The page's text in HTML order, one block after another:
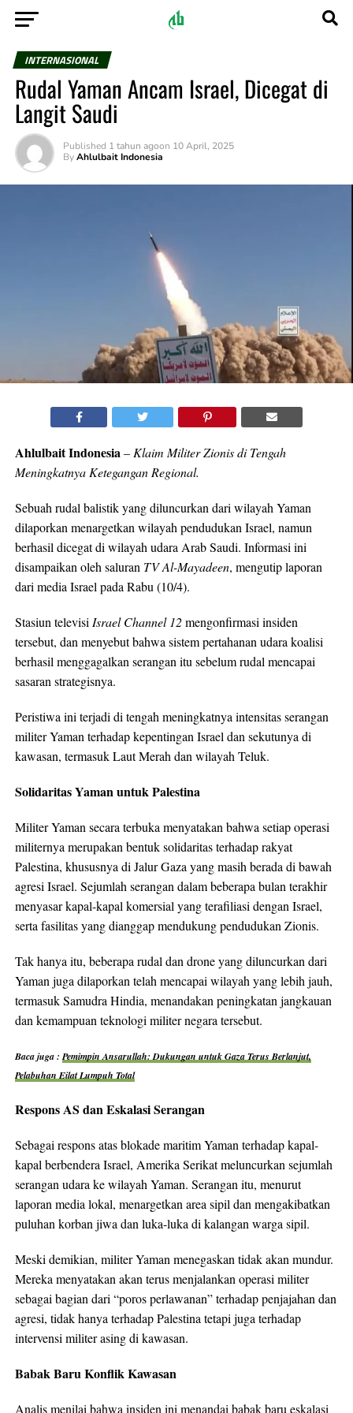
INTERNASIONAL
Rudal Yaman Ancam Israel, Dicegat di
Langit Saudi
Published 1 tahun agoon 10 April, 2025
By Ahlulbait Indonesia
Ahlulbait Indonesia – Klaim Militer Zionis di Tengah
Meningkatnya Ketegangan Regional.
Sebuah rudal balistik yang diluncurkan dari wilayah Yaman
dilaporkan menargetkan wilayah pendudukan Israel, namun
berhasil dicegat di wilayah udara Arab Saudi. Informasi ini
disampaikan oleh saluran TV Al-Mayadeen, mengutip laporan
dari media Israel pada Rabu (10/4).
Stasiun televisi Israel Channel 12mengonfirmasi insiden
tersebut, dan menyebut bahwa sistem pertahanan udara koalisi
berhasil menggagalkan serangan itu sebelum rudal mencapai
sasaran strategisnya.
Peristiwa ini terjadi di tengah meningkatnya intensitas serangan
militer Yaman terhadap kepentingan Israel dan sekutunya di
kawasan, termasuk Laut Merah dan wilayah Teluk.
Solidaritas Yaman untuk Palestina
Militer Yaman secara terbuka menyatakan bahwa setiap operasi
militernya merupakan bentuk solidaritas terhadap rakyat
Palestina, khususnya di Jalur Gaza yang masih berada di bawah
agresi Israel. Sejumlah serangan dalam beberapa bulan terakhir
menyasar kapal-kapal komersial yang terafiliasi dengan Israel,
serta fasilitas yang dianggap mendukung pendudukan Zionis.
Tak hanya itu, beberapa rudal dan drone yang diluncurkan dari
Yaman juga dilaporkan telah mencapai wilayah yang lebih jauh,
termasuk Samudra Hindia, menandakan peningkatan jangkauan
dan kemampuan teknologi militer negara tersebut.
Baca juga :Pemimpin Ansarullah: Dukungan untuk Gaza Terus Berlanjut,
Pelabuhan Eilat Lumpuh Total
Respons AS dan Eskalasi Serangan
Sebagai respons atas blokade maritim Yaman terhadap kapal-
kapal berbendera Israel, Amerika Serikat meluncurkan sejumlah
serangan udara ke wilayah Yaman. Serangan itu, menurut
laporan media lokal, menargetkan area sipil dan mengakibatkan
puluhan korban jiwa dan luka-luka di kalangan warga sipil.
Meski demikian, militer Yaman menegaskan tidak akan mundur.
Mereka menyatakan akan terus menjalankan operasi militer
sebagai bagian dari “poros perlawanan” terhadap penjajahan dan
agresi, tidak hanya terhadap Palestina tetapi juga terhadap
intervensi militer asing di kawasan.
Babak Baru Konflik Kawasan
Analis menilai bahwa insiden ini menandai babak baru eskalasi